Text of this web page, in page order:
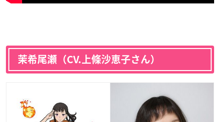
茉希尾瀬（CV.上條沙恵子さん）